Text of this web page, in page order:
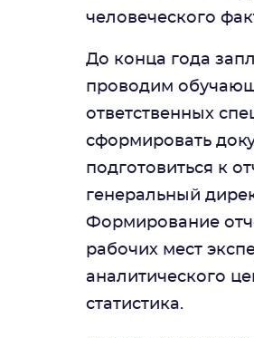
человеческого
До конца года
проводим
ответственных
сформировать
подготовиться к
генеральный
Формирование
рабочих мест
аналитического
статистика.